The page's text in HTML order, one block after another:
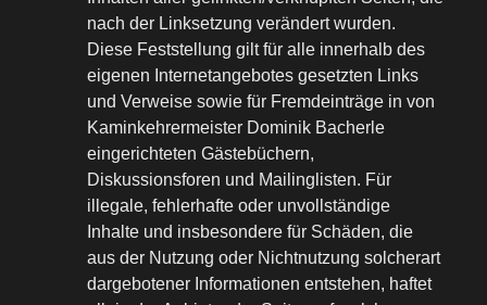
nach der Linksetzung verändert wurden.
Diese Feststellung gilt für alle innerhalb des
eigenen Internetangebotes gesetzten Links
und Verweise sowie für Fremdeinträge in von
Kaminkehrermeister Dominik Bacherle
eingerichteten Gästebüchern,
Diskussionsforen und Mailinglisten. Für
illegale, fehlerhafte oder unvollständige
Inhalte und insbesondere für Schäden, die
aus der Nutzung oder Nichtnutzung solcherart
dargebotener Informationen entstehen, haftet